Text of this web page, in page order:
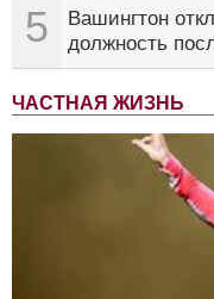
5
Вашингтон
должность
ЧАСТНАЯ ЖИЗНЬ